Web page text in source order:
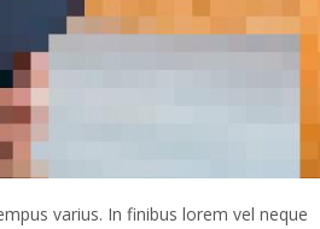
varius. In finibus lorem vel neque